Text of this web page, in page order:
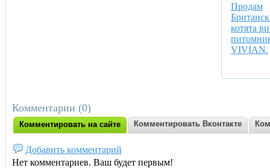
Продам
котята
VIVIAN.
Комментарии (0)
Комментировать на сайте Комментировать Вконтакте
Добавить комментарий
Нет комментариев. Ваш будет первым!